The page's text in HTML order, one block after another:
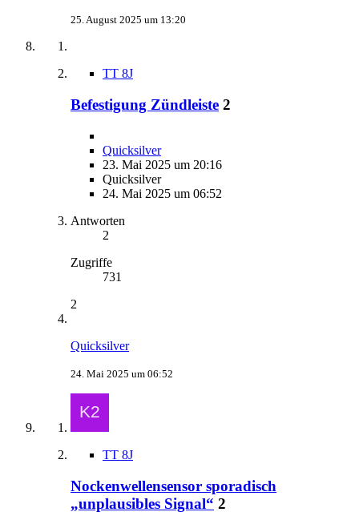
25. August 2025 um 13:20
TT 8J
Befestigung Zündleiste 2
Quicksilver
23. Mai 2025 um 20:16
Quicksilver
24. Mai 2025 um 06:52
Antworten
2
Zugriffe
731
2
Quicksilver
24. Mai 2025 um 06:52
TT 8J
Nockenwellensensor sporadisch
„unplausibles Signal“ 2